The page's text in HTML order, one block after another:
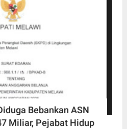
Bebankan ASN
Miliar, Pejabat Hidup